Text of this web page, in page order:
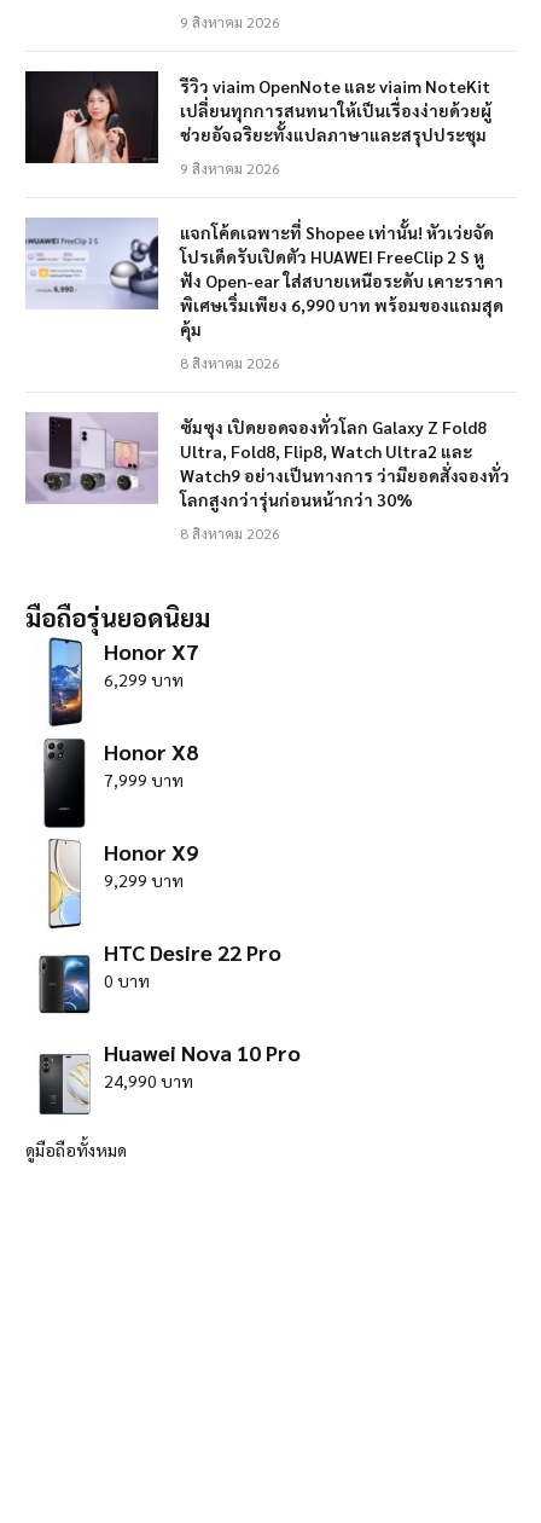
9 สิงหาคม 2026
รีวิว viaim OpenNote และ viaim NoteKit
เปลี่ยนทุกการสนทนาให้เป็นเรื่องง่ายด้วยผู้
ช่วยอัจฉริยะทั้งแปลภาษาและสรุปประชุม
9 สิงหาคม 2026
แจกโค้ดเฉพาะที่ Shopee เท่านั้น! หัวเว่ยจัด
โปรเด็ดรับเปิดตัว HUAWEI FreeClip 2 S หู
ฟัง Open-ear ใส่สบายเหนือระดับ เคาะราคา
พิเศษเริ่มเพียง 6,990 บาท พร้อมของแถมสุด
คุ้ม
8 สิงหาคม 2026
ซัมซุง เปิดยอดจองทั่วโลก Galaxy Z Fold8
Ultra, Fold8, Flip8, Watch Ultra2 และ
Watch9 อย่างเป็นทางการ ว่ามียอดสั่งจองทั่ว
โลกสูงกว่ารุ่นก่อนหน้ากว่า 30%
8 สิงหาคม 2026
มือถือรุ่นยอดนิยม
Honor X7
6,299 บาท
Honor X8
7,999 บาท
Honor X9
9,299 บาท
HTC Desire 22 Pro
0 บาท
Huawei Nova 10 Pro
24,990 บาท
ดูมือถือทั้งหมด